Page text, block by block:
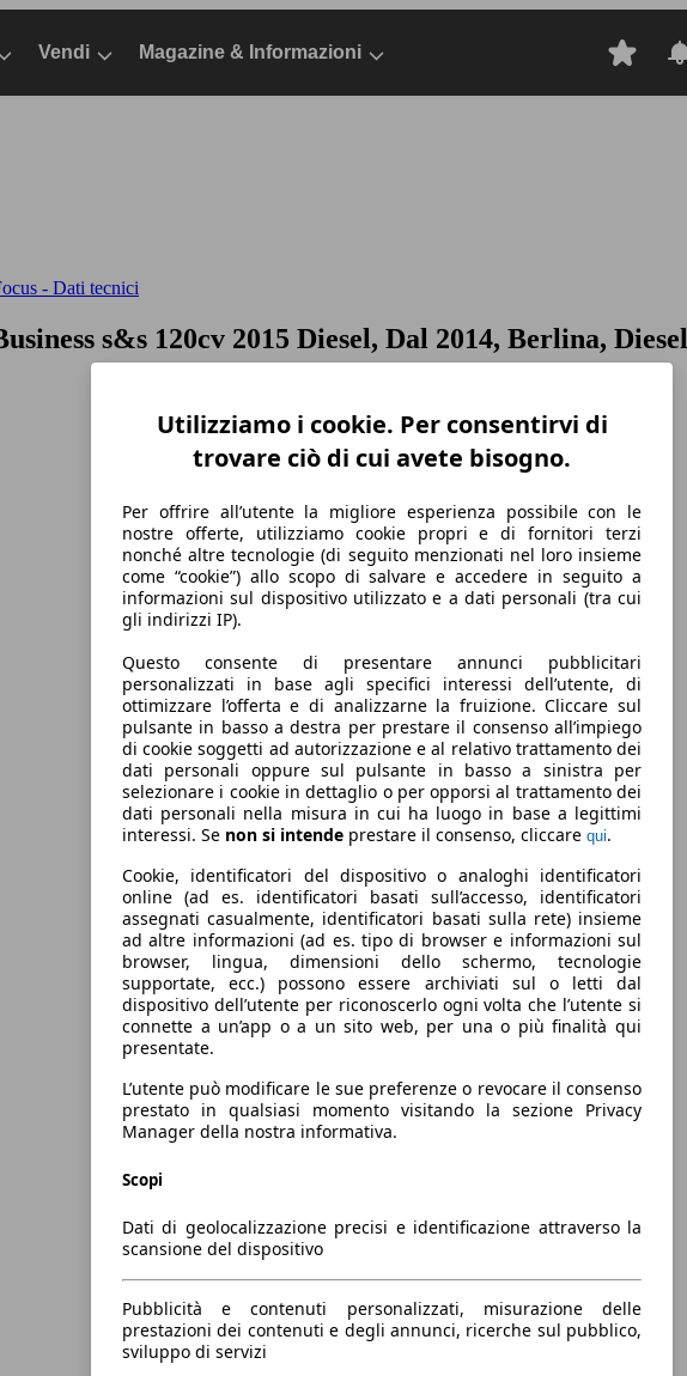
Vendi Magazine & Informazioni
- Dati tecnici
s&s 120cv 2015 Diesel, Dal 2014, Berlina, Diesel
Utilizziamo i cookie. Per consentirvi di
trovare ciò di cui avete bisogno.
Per offrire all’utente la migliore esperienza possibile con le
nostre offerte, utilizziamo cookie propri e di fornitori terzi
nonché altre tecnologie (di seguito menzionati nel loro insieme
come “cookie”) allo scopo di salvare e accedere in seguito a
informazioni sul dispositivo utilizzato e a dati personali (tra cui
gli indirizzi IP).
Questo consente di presentare annunci pubblicitari
personalizzati in base agli specifici interessi dell’utente, di
ottimizzare l’offerta e di analizzarne la fruizione. Cliccare sul
pulsante in basso a destra per prestare il consenso all’impiego
di cookie soggetti ad autorizzazione e al relativo trattamento dei
dati personali oppure sul pulsante in basso a sinistra per
selezionare i cookie in dettaglio o per opporsi al trattamento dei
dati personali nella misura in cui ha luogo in base a legittimi
interessi. Se non si intende prestare il consenso, cliccare qui.
Cookie, identificatori del dispositivo o analoghi identificatori
online (ad es. identificatori basati sull’accesso, identificatori
assegnati casualmente, identificatori basati sulla rete) insieme
ad altre informazioni (ad es. tipo di browser e informazioni sul
browser, lingua, dimensioni dello schermo, tecnologie
supportate, ecc.) possono essere archiviati sul o letti dal
dispositivo dell’utente per riconoscerlo ogni volta che l’utente si
connette a un’app o a un sito web, per una o più finalità qui
presentate.
L’utente può modificare le sue preferenze o revocare il consenso
prestato in qualsiasi momento visitando la sezione Privacy
Manager della nostra informativa.
Scopi
Dati di geolocalizzazione precisi e identificazione attraverso la
scansione del dispositivo
Pubblicità e contenuti personalizzati, misurazione delle
prestazioni dei contenuti e degli annunci, ricerche sul pubblico,
sviluppo di servizi